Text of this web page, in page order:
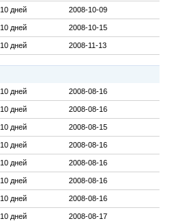
10 дней 2008-10-09
10 дней 2008-10-15
10 дней 2008-11-13
10 дней 2008-08-16
10 дней 2008-08-16
10 дней 2008-08-15
10 дней 2008-08-16
10 дней 2008-08-16
10 дней 2008-08-16
10 дней 2008-08-16
10 дней 2008-08-17